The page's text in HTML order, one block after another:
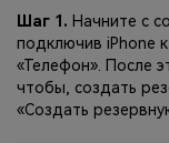
Шаг 1. Начните с
подключив iPhone
«Телефон». После
чтобы, создать
«Создать